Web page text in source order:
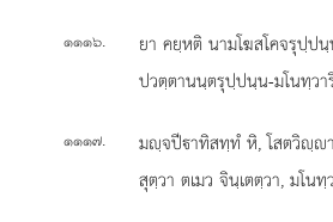
๑๑๑๖.
ยา คยฺหติ นามโฆสโคจรุปฺป
ปวตฺตานนฺตรุปฺปนฺน-มโนทฺวา
๑๑๑๗.
มฺจปีาทิสทฺทํ หิ, โสตวิฺ
สุตฺวา ตเมว จินฺเตตฺวา, มโนทฺ